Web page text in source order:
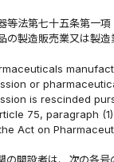
等法第七十五条第一
の製造販売業又は製
or
is rescinded
75, paragraph
Act on